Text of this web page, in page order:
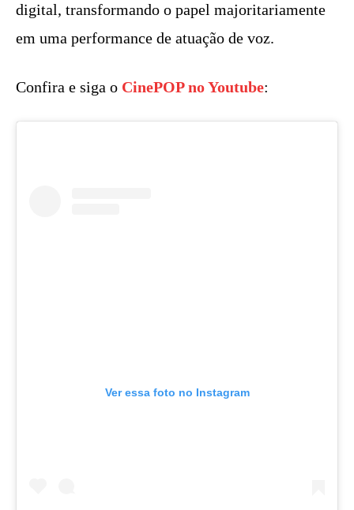
digital, transformando o papel majoritariamente
em uma performance de atuação de voz.
Confira e siga o CinePOP no Youtube:
Ver essa foto no Instagram